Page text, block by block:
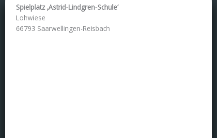
Spielplatz ‚Astrid-Lindgren-Schule‘
Lohwiese
66793 Saarwellingen-Reisbach